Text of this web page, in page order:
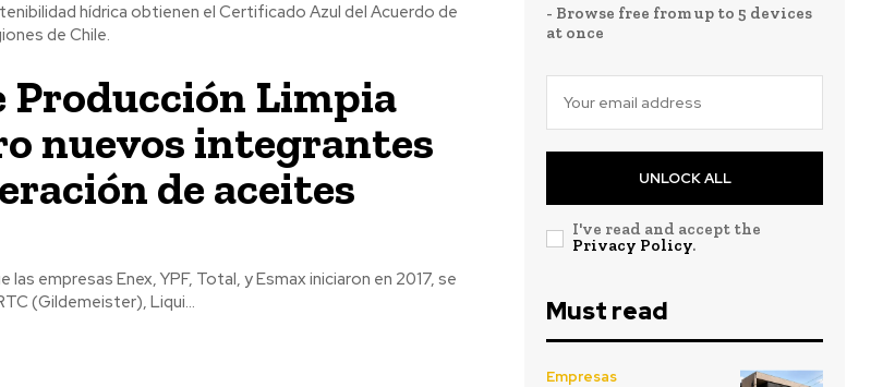
hídrica obtienen el Certificado Azul del Acuerdo de
de Chile.
Producción Limpia
nuevos integrantes
de aceites
las empresas Enex, YPF, Total, y Esmax iniciaron en 2017, se
(Gildemeister), Liqui...
- Browse free from up to 5 devices
at once
UNLOCK ALL
I've read and accept the
Privacy Policy.
Must read
Empresas